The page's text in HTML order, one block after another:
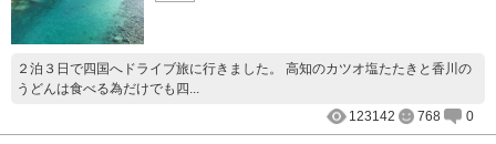
２泊３日で四国へドライブ旅に行きました。 高知のカツオ塩たたきと香川の
うどんは食べる為だけでも四...
123142
768 0